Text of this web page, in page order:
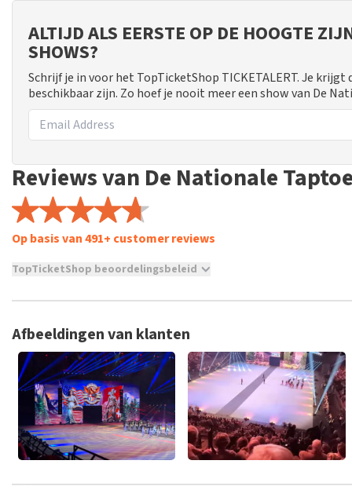
ALTIJD ALS EERSTE OP DE HOOGTE
SHOWS?
Schrijf je in voor het TopTicketShop TICKETALERT. Je
beschikbaar zijn. Zo hoef je nooit meer een show van De
Reviews van De Nationale Taptoe
Op basis van 491+ customer reviews
TopTicketShop beoordelingsbeleid
TopTicketShop verzamelt reviews van echte klanten. Het is
weken duren voordat een review wordt geplaatst.
Afbeeldingen van klanten